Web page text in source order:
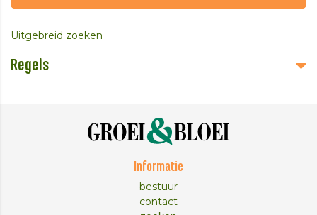
Uitgebreid zoeken
Regels
Informatie
bestuur
contact